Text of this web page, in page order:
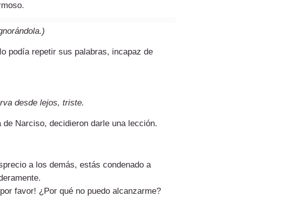
podía repetir sus palabras, incapaz de
desde lejos, triste.
Narciso, decidieron darle una lección.
a los demás, estás condenado a
favor! ¿Por qué no puedo alcanzarme?